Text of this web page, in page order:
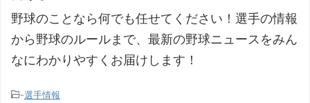
野球のことなら何でも任せてください！選手の情報
から野球のルールまで、最新の野球ニュースをみん
なにわかりやすくお届けします！
-選手情報